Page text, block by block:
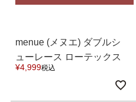
menue (メヌエ) ダブルシ
ューレース ローテックス
ニーカー 送料無料 9月20
¥4,999税込